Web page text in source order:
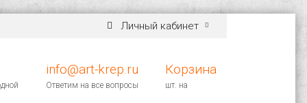
Личный кабинет
info@art-krep.ru
Ответим на все вопросы
Корзина
шт. на